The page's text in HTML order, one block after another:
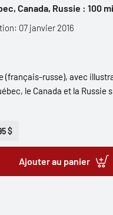
Canada, Russie : 100
07 janvier 2016
(français-russe), avec
le Canada et la Russie
$
Ajouter au panier